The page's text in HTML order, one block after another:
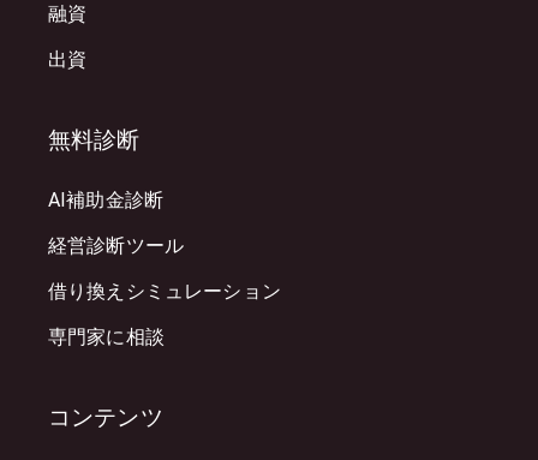
融資
出資
無料診断
AI補助金診断
経営診断ツール
借り換えシミュレーション
専門家に相談
コンテンツ